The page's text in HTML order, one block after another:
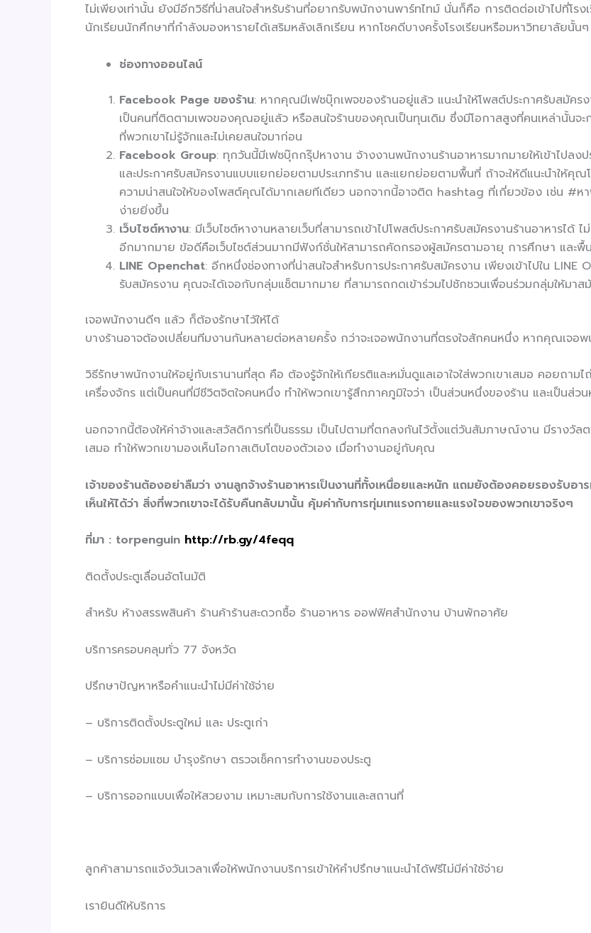
ไม่เพียงเท่านั้น ยังมีอีกวิธีที่น่าสนใจสำหรับร้านที่อยากรับพนักงานพาร์ทไทม์ นั่นก็คือ การติดต่อเข้าไปที่โร
นักเรียนนักศึกษาที่กำลังมองหารายได้เสริมหลังเลิกเรียน หากโชคดีบางครั้งโรงเรียนหรือมหาวิทยาลัยนั้
ช่องทางออนไลน์
Facebook Page ของร้าน: หากคุณมีเฟซบุ๊กเพจของร้านอยู่แล้ว แนะนำให้โพสต์ประกาศรับสมัคร
เป็นคนที่ติดตามเพจของคุณอยู่แล้ว หรือสนใจร้านของคุณเป็นทุนเดิม ซึ่งมีโอกาสสูงที่คนเหล่านั้นจ
ที่พวกเขาไม่รู้จักและไม่เคยสนใจมาก่อน
Facebook Group: ทุกวันนี้มีเฟซบุ๊กกรุ๊ปหางาน จ้างงานพนักงานร้านอาหารมากมายให้เข้าไปล
และประกาศรับสมัครงานแบบแยกย่อยตามประเภทร้าน และแยกย่อยตามพื้นที่ ถ้าจะให้ดีแนะนำให้คุ
ความน่าสนใจให้ของโพสต์คุณได้มากเลยทีเดียว นอกจากนี้อาจติด hashtag ที่เกี่ยวข้อง เช่น #ห
ง่ายยิ่งขึ้น
เว็บไซต์หางาน: มีเว็บไซต์หางานหลายเว็บที่สามารถเข้าไปโพสต์ประกาศรับสมัครงานร้านอาหารไ
อีกมากมาย ข้อดีคือเว็บไซต์ส่วนมากมีฟังก์ชั่นให้สามารถคัดกรองผู้สมัครตามอายุ การศึกษา และ
LINE Openchat: อีกหนึ่งช่องทางที่น่าสนใจสำหรับการประกาศรับสมัครงาน เพียงเข้าไปใน
รับสมัครงาน คุณจะได้เจอกับกลุ่มแช็ตมากมาย ที่สามารถกดเข้าร่วมไปชักชวนเพื่อนร่วมกลุ่มให้มา
เจอพนักงานดีๆ แล้ว ก็ต้องรักษาไว้ให้ได้
บางร้านอาจต้องเปลี่ยนทีมงานกันหลายต่อหลายครั้ง กว่าจะเจอพนักงานที่ตรงใจสักคนหนึ่ง หากคุณเจอ
วิธีรักษาพนักงานให้อยู่กับเรานานที่สุด คือ ต้องรู้จักให้เกียรติและหมั่นดูแลเอาใจใส่พวกเขาเสมอ คอยถาม
เครื่องจักร แต่เป็นคนที่มีชีวิตจิตใจคนหนึ่ง ทำให้พวกเขารู้สึกภาคภูมิใจว่า เป็นส่วนหนึ่งของร้าน และเป็นส่ว
นอกจากนี้ต้องให้ค่าจ้างและสวัสดิการที่เป็นธรรม เป็นไปตามที่ตกลงกันไว้ตั้งแต่วันสัมภาษณ์งาน มีรางวั
เสมอ ทำให้พวกเขามองเห็นโอกาสเติบโตของตัวเอง เมื่อทำงานอยู่กับคุณ
เจ้าของร้านต้องอย่าลืมว่า งานลูกจ้างร้านอาหารเป็นงานที่ทั้งเหนื่อยและหนัก แถมยังต้องคอยรองรับอ
เห็นให้ได้ว่า สิ่งที่พวกเขาจะได้รับคืนกลับมานั้น คุ้มค่ากับการทุ่มเทแรงกายและแรงใจของพวกเขาจริงๆ
ที่มา : torpenguin http://rb.gy/4feqq
ติดตั้งประตูเลื่อนอัตโนมัติ
สำหรับ ห้างสรรพสินค้า ร้านค้าร้านสะดวกซื้อ ร้านอาหาร ออฟฟิศสำนักงาน บ้านพักอาศัย
บริการครอบคลุมทั่ว 77 จังหวัด
ปรึกษาปัญหาหรือคำแนะนำไม่มีค่าใช้จ่าย
– บริการติดตั้งประตูใหม่ และ ประตูเก่า
– บริการซ่อมแซม บำรุงรักษา ตรวจเช็คการทำงานของประตู
– บริการออกแบบเพื่อให้สวยงาม เหมาะสมกับการใช้งานและสถานที่
ลูกค้าสามารถแจ้งวันเวลาเพื่อให้พนักงานบริการเข้าให้คำปรึกษาแนะนำได้ฟรีไม่มีค่าใช้จ่าย
เรายินดีให้บริการ